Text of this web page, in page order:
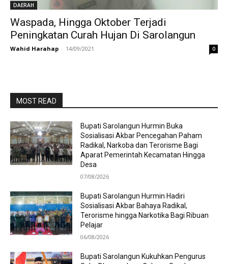
DAERAH
Waspada, Hingga Oktober Terjadi
Peningkatan Curah Hujan Di Sarolangun
Wahid Harahap - 14/09/2021 0
MOST READ
Bupati Sarolangun Hurmin Buka
Sosialisasi Akbar Pencegahan Paham
Radikal, Narkoba dan Terorisme Bagi
Aparat Pemerintah Kecamatan Hingga
Desa
07/08/2026
Bupati Sarolangun Hurmin Hadiri
Sosialisasi Akbar Bahaya Radikal,
Terorisme hingga Narkotika Bagi Ribuan
Pelajar
06/08/2026
Bupati Sarolangun Kukuhkan Pengurus